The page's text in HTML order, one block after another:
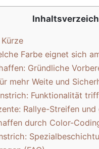
Farbe eignet sich
Gründliche
mehr Weite und
Funktionalität
Rallye-Streifen
durch Color-